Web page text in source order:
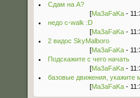
Сдам на А?
[Ma3aFaKa-
недо c-walk :D
[Ma3aFaKa-
2 видос SkyMalboro
[Ma3aFaKa-
Подскажите с чего начать
[Ma3aFaKa-
базовые движения, укажите
[Ma3aFaKa-